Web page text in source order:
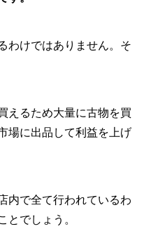
けではありません。 そ
えるため大量に古物を買
場に出品して利益を上げ
内で全て行われているわ
でしょう。